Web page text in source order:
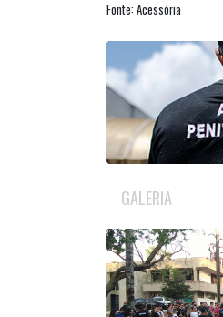
Fonte: Acessória
GALERIA